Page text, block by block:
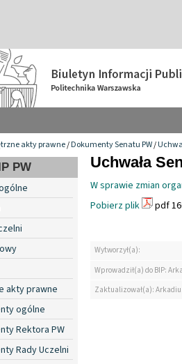
akty prawne/Dokumenty Senatu PW/
PW
akty prawne
ogólne
Rektora PW
Rady Uczelni
Uchwała
W sprawie zmian
Pobierz plik
pdf
Wytworzył(a):
Wprowadził(a) do BIP:
Zaktualizował(a):